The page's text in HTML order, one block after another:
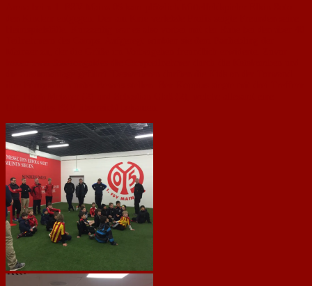
Stadionführung beim 1. FSV Mainz